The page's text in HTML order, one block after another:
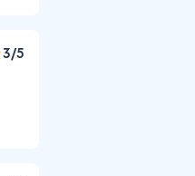
3/5